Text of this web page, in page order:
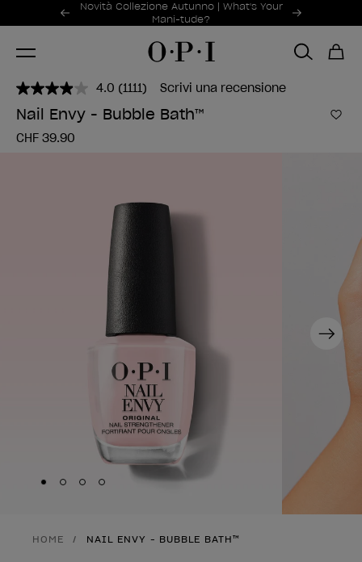
Offerte promozionali
Novità Collezione Autunno | What's Your
Mani-tude?
Item 1 of 2
4.0 Leggi
1111
recensioni.
(1111) Scrivi una recensione
Nail Envy - Bubble Bath™
CHF 39.90
Next
Skip to slide
Skip to slide
Skip to slide
Skip to slide
HOME NAIL ENVY - BUBBLE BATH™